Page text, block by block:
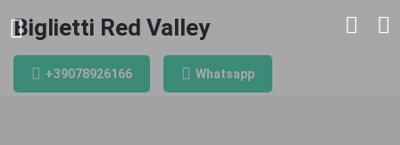
Biglietti Red Valley
+39078926166 Whatsapp